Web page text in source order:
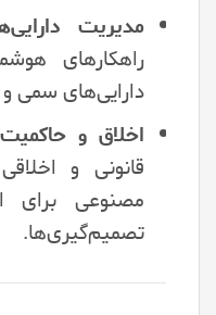
مدیریت
راهکارهای
دارایی‌های سمی
اخلاق و حاکمیت AI:
قانونی و
مصنوعی برای
تصمیم‌گیری‌ها.